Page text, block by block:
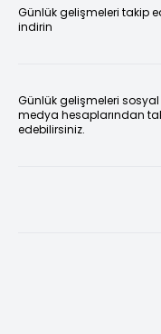
Günlük gelişmeleri takip
indirin
Günlük gelişmeleri sosyal
medya hesaplarından
edebilirsiniz.